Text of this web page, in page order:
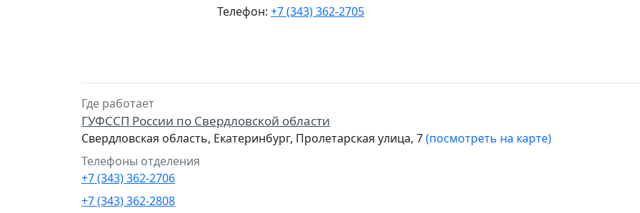
Телефон: +7 (343) 362-2705
Где работает
ГУФССП России по Свердловской области
Свердловская область, Екатеринбург, Пролетарская улица, 7(посмотреть на карте)
Телефоны отделения
+7 (343) 362-2706
+7 (343) 362-2808